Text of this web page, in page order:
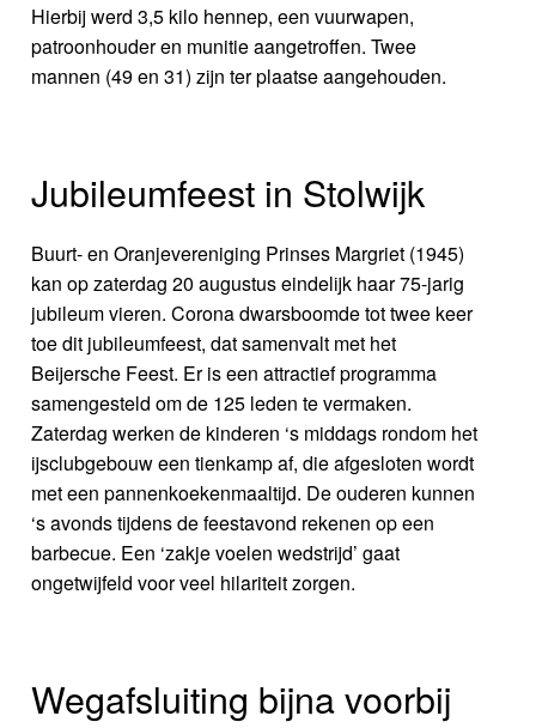
Hierbij werd 3,5 kilo hennep, een vuurwapen,
patroonhouder en munitie aangetroffen. Twee
mannen (49 en 31) zijn ter plaatse aangehouden.
Jubileumfeest in Stolwijk
Buurt- en Oranjevereniging Prinses Margriet (1945)
kan op zaterdag 20 augustus eindelijk haar 75-jarig
jubileum vieren. Corona dwarsboomde tot twee keer
toe dit jubileumfeest, dat samenvalt met het
Beijersche Feest. Er is een attractief programma
samengesteld om de 125 leden te vermaken.
Zaterdag werken de kinderen ‘s middags rondom het
ijsclubgebouw een tienkamp af, die afgesloten wordt
met een pannenkoekenmaaltijd. De ouderen kunnen
‘s avonds tijdens de feestavond rekenen op een
barbecue. Een ‘zakje voelen wedstrijd’ gaat
ongetwijfeld voor veel hilariteit zorgen.
Wegafsluiting bijna voorbij